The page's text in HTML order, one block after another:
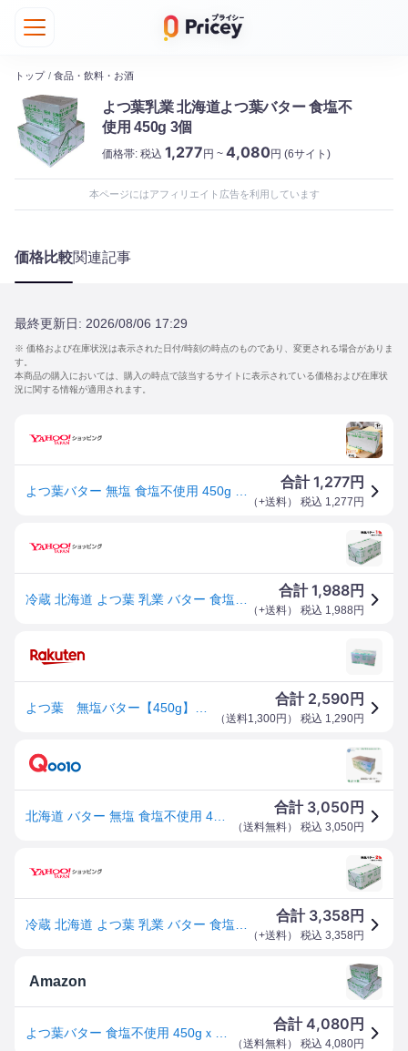
トップ / 食品・飲料・お酒
よつ葉乳業 北海道よつ葉バター 食塩不
使用 450g 3個
価格帯: 税込 1,277円 ~ 4,080円 (6サイト)
本ページにはアフィリエイト広告を利用しています
価格比較関連記事
最終更新日: 2026/08/06 17:29
※ 価格および在庫状況は表示された日付/時刻の時点のものであり、変更される場合がありま
す。
本商品の購入においては、購入の時点で該当するサイトに表示されている価格および在庫状
況に関する情報が適用されます。
合計1,277円
（+送料） 税込 1,277 円
合計1,988円
（+送料） 税込 1,988 円
合計 2,590 円
（送料1,300円 ） 税込 1,290円
合計 3,050 円
（送料無料） 税込 3,050円
合計 3,358円
（+送料） 税込 3,358 円
Amazon
合計4,080 円
（送料無料） 税込 4,080円